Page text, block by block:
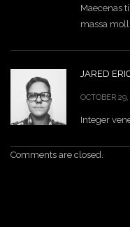
Maecenas
massa
JARED
OCTOBER
Integer
Comments are closed.